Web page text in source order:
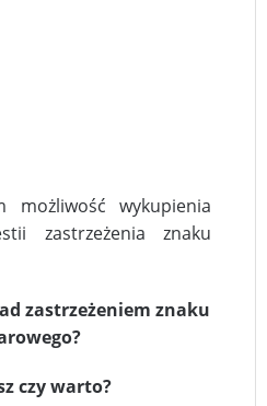
możliwość wykupienia
zastrzeżenia znaku
zastrzeżeniem znaku
czy warto?